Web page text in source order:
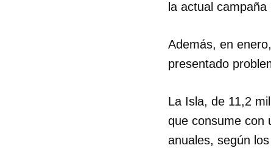
la actual
Además, en
presentado
La Isla, de 11,2
que consume con
anuales, según